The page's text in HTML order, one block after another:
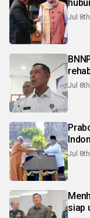
Jul 8th
Jul 8th
Jul 8th
siap